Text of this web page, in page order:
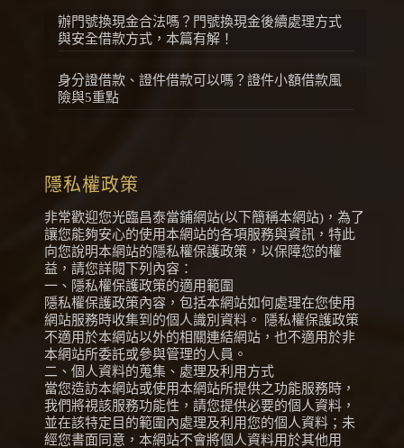
辦門號換現金合法嗎？門號換現金後續處理方式
與安全借款方式，本篇有解！
身分證借款、證件借款可以嗎？證件小額借款風
險與5重點
隱私權政策
非常歡迎您光臨昌泰當鋪網站(以下簡稱本網站)，為了
讓您能夠安心的使用本網站的各項服務與資訊，特此
向您說明本網站的隱私權保護政策，以保障您的權
益，請您詳閱下列內容：
一、隱私權保護政策的適用範圍
隱私權保護政策內容，包括本網站如何處理在您使用
網站服務時收集到的個人識別資料。 隱私權保護政策
不適用於本網站以外的相關連結網站，也不適用於非
本網站所委託或參與管理的人員。
二、個人資料的蒐集、處理及利用方式
當您造訪本網站或使用本網站所提供之功能服務時，
我們將視該服務功能性，請您提供必要的個人資料，
並在該特定目的範圍內處理及利用您的個人資料；未
經您書面同意，本網站不會將個人資料用於其他用